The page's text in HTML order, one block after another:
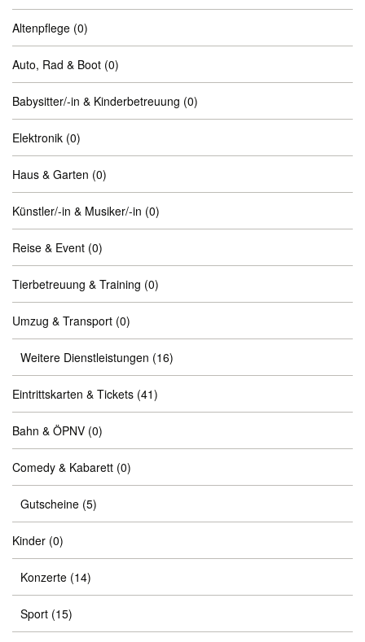
Altenpflege (0)
Auto, Rad & Boot (0)
Babysitter/-in & Kinderbetreuung (0)
Elektronik (0)
Haus & Garten (0)
Künstler/-in & Musiker/-in (0)
Reise & Event (0)
Tierbetreuung & Training (0)
Umzug & Transport (0)
Weitere Dienstleistungen (16)
Eintrittskarten & Tickets (41)
Bahn & ÖPNV (0)
Comedy & Kabarett (0)
Gutscheine (5)
Kinder (0)
Konzerte (14)
Sport (15)